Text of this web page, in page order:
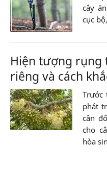
cây
cục
Hiện tượng rụng
riêng và cách
Trước
phát
cân
cho
hòa